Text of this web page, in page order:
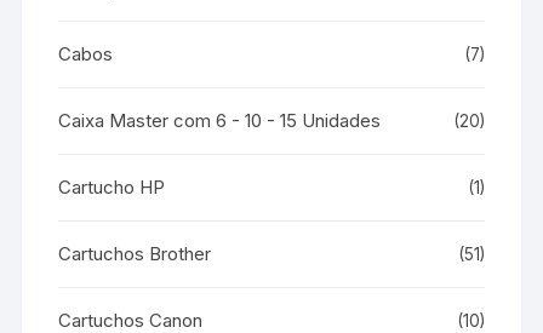
Cabos (7)
Caixa Master com 6 - 10 - 15 Unidades (20)
Cartucho HP (1)
Cartuchos Brother (51)
Cartuchos Canon (10)